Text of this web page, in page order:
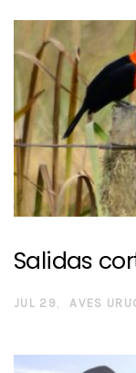
Salidas
JUL 29 AVES